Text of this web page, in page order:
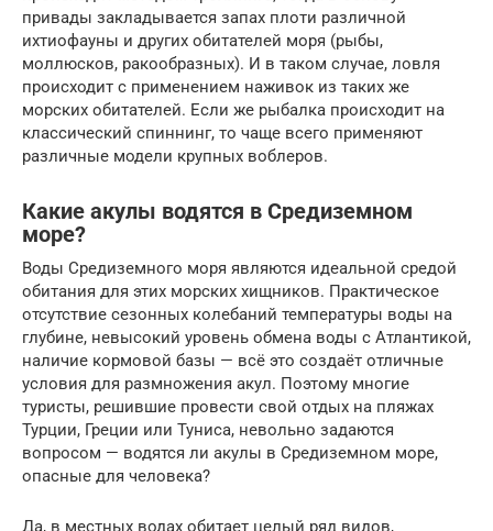
привады закладывается запах плоти различной
ихтиофауны и других обитателей моря (рыбы,
моллюсков, ракообразных). И в таком случае, ловля
происходит с применением наживок из таких же
морских обитателей. Если же рыбалка происходит на
классический спиннинг, то чаще всего применяют
различные модели крупных воблеров.
Какие акулы водятся в Cредиземном
море?
Воды Средиземного моря являются идеальной средой
обитания для этих морских хищников. Практическое
отсутствие сезонных колебаний температуры воды на
глубине, невысокий уровень обмена воды с Атлантикой,
наличие кормовой базы — всё это создаёт отличные
условия для размножения акул. Поэтому многие
туристы, решившие провести свой отдых на пляжах
Турции, Греции или Туниса, невольно задаются
вопросом — водятся ли акулы в Средиземном море,
опасные для человека?
Да, в местных водах обитает целый ряд видов,